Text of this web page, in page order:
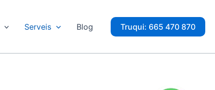
Serveis Blog Truqui: 665 470 870